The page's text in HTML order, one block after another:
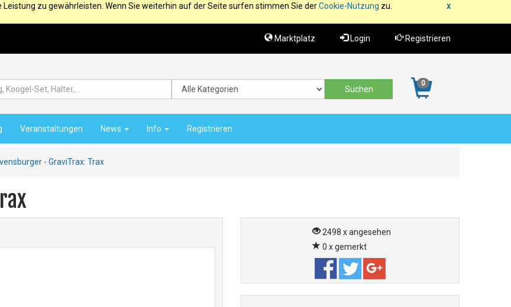
x
zu gewährleisten. Wenn Sie weiterhin auf der Seite surfen stimmen Sie derCookie-Nutzung zu.
Marktplatz Login Registrieren
0
Veranstaltungen News Info Registrieren
- GraviTrax: Trax
2498 x angesehen
0 x gemerkt